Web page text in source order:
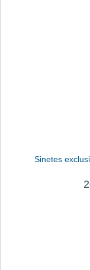
Sinetes